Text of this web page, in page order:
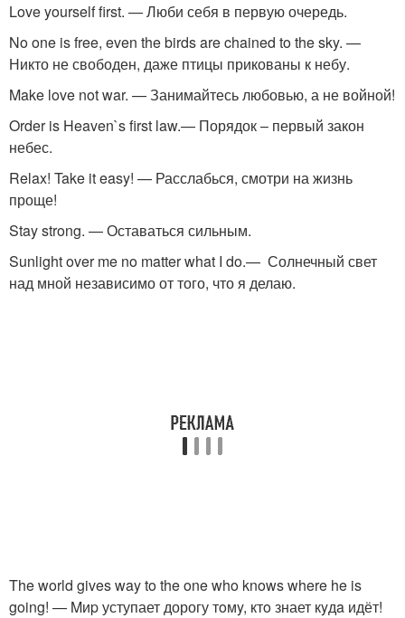
Love yourself first. — Люби себя в первую очередь.
No one is free, even the birds are chained to the sky. —
Никто не свободен, даже птицы прикованы к небу.
Make love not war. — Занимайтесь любовью, а не войной!
Order is Heaven`s first law.— Порядок – первый закон
небес.
Relax! Take it easy! — Расслабься, смотри на жизнь
проще!
Stay strong. — Оставаться сильным.
Sunlight over me no matter what I do.— Солнечный свет
над мной независимо от того, что я делаю.
The world gives way to the one who knows where he is
going! — Mиp уступает дорогу тoмy, ктo знает кyдa идёт!